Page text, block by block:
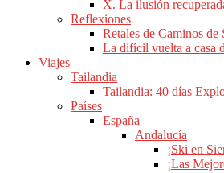
X. La ilusión
Reflexiones
Retales de Caminos
La difícil vuelta a casa
Viajes
Tailandia
Tailandia: 40 días
Países
España
Andalucía
¡Ski en
¡Las